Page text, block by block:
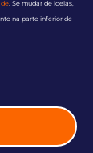
. Se mudar de ideias,
na parte inferior de